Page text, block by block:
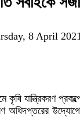
8 April
কৃষি যান্ত্রিকরণ
অধিদপ্তরের